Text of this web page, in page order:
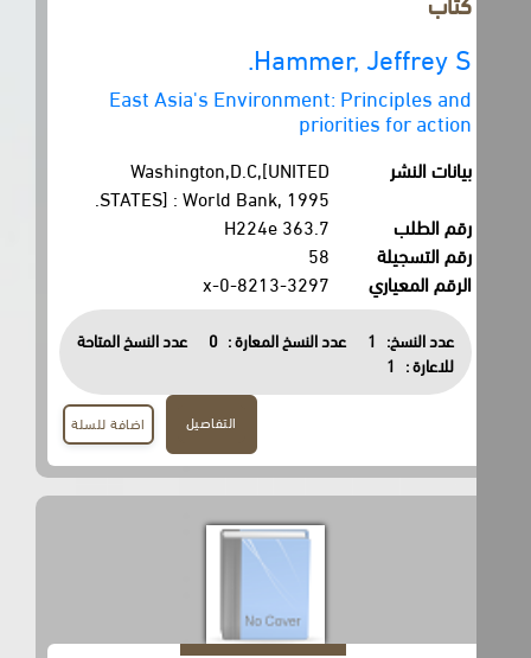
Hammer, Jeffrey S.
East Asia's Environment: Principles and
priorities for action
بيانات النشر
Washington,D.C,[UNITED
STATES] : World Bank, 1995.
رقم الطلب
رقم التسجيلة
58
الرقم المعياري
0-8213-3297-x
عدد النسخ: 1 عدد النسخ المعارة : 0
عدد النسخ المتاحة
للاعارة :
1
اضافة للسلة